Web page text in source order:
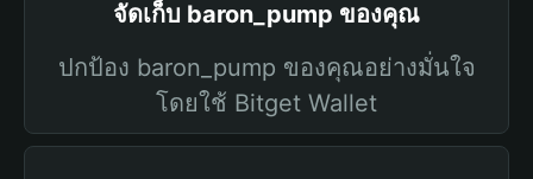
จัดเก็บ baron_pump ของคุณ
ปกป้อง baron_pump ของคุณอย่างมั่นใจ
โดยใช้ Bitget Wallet